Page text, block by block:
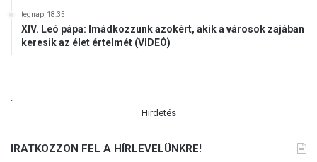
tegnap, 18:35
XIV. Leó pápa: Imádkozzunk azokért, akik a városok zajában
keresik az élet értelmét (VIDEÓ)
.
Hirdetés
IRATKOZZON FEL A HÍRLEVELÜNKRE!